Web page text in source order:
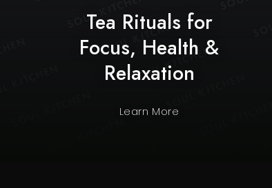
Tea Rituals for
Focus, Health &
Relaxation
Learn More